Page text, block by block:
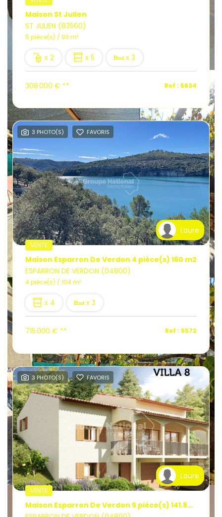
Maison St Julien
ST JULIEN (83560)
5 pièce(s) / 93 m²
x 2 x 5 x 3
308 000 € ** Ref : 5634
3 PHOTO(S) FAVORIS
Laure
VENTE
Maison Esparron De Verdon 4 pièce(s) 160 m2
ESPARRON DE VERDON (04800)
4 pièce(s) / 104 m²
x 4 x 3
715 000 € ** Ref : 5572
3 PHOTO(S) FAVORIS
Laure
VENTE
Maison Esparron De Verdon 5 pièce(s) 141.89 m2